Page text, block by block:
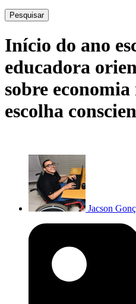
Pesquisar
Início do ano
educadora
sobre
escolha
Jacson